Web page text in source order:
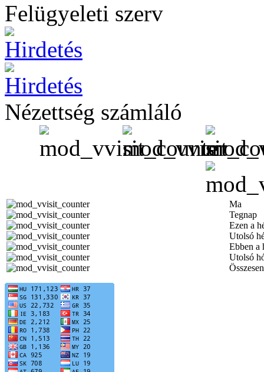
Felügyeleti szerv
Nézettség számláló
Ma
Tegnap
Ezen a
Utolsó
Ebben a
Utolsó
Összesen